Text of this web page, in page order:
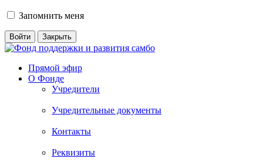
Запомнить меня
Прямой эфир
О Фонде
Учредители
Учредительные документы
Контакты
Реквизиты